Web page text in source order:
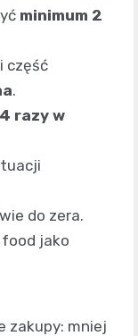
minimum 2
część
.
razy w
do zera.
jako
zakupy: mniej